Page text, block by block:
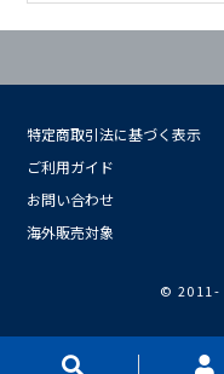
特定商取引法に基づく表示
ご利用ガイド
お問い合わせ
海外販売対象
© 2011-